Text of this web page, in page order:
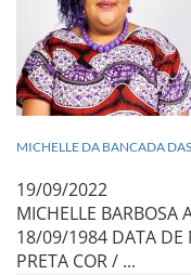
MICHELLE DA BANCADA
19/09/2022
MICHELLE BARBOSA
18/09/1984 DATA DE
PRETA COR / ...